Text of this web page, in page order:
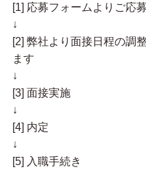
[1] 応募フォームよりご応
↓
[2] 弊社より面接日程の調
ます
↓
[3] 面接実施
↓
[4] 内定
↓
[5] 入職手続き